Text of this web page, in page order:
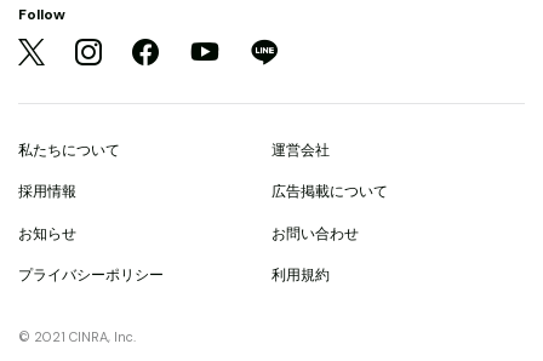
Follow
私たちについて 運営会社
採用情報 広告掲載について
お知らせ お問い合わせ
プライバシーポリシー 利用規約
© 2021 CINRA, Inc.